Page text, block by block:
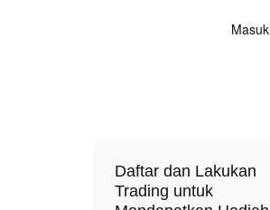
Masuk
Daftar dan Lakukan
Trading untuk